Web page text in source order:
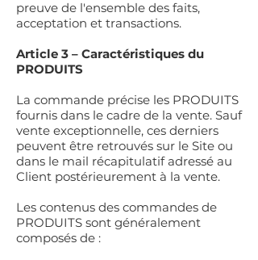
preuve de l'ensemble des faits,
acceptation et transactions.
Article 3 – Caractéristiques du
PRODUITS
La commande précise les PRODUITS
fournis dans le cadre de la vente. Sauf
vente exceptionnelle, ces derniers
peuvent être retrouvés sur le Site ou
dans le mail récapitulatif adressé au
Client postérieurement à la vente.
Les contenus des commandes de
PRODUITS sont généralement
composés de :